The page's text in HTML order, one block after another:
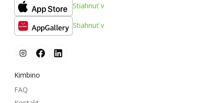
Stiahnuť v
Stiahnuť v
Kimbino
FAQ